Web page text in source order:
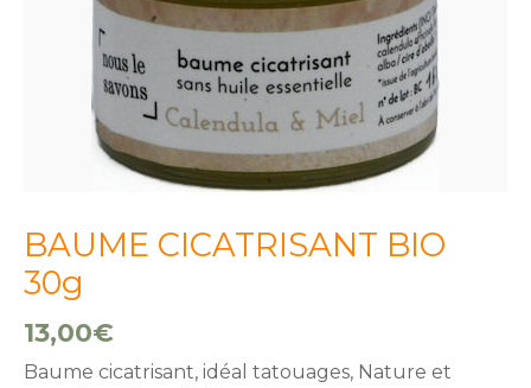
BAUME CICATRISANT BIO
30g
13,00€
Baume cicatrisant, idéal tatouages, Nature et